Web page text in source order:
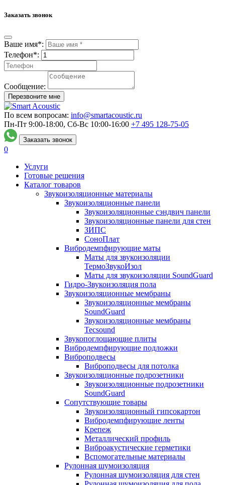
Заказать звонок
Ваше имя*:
Телефон*:
Сообщение:
Перезвоните мне
По всем вопросам: info@smartacoustic.ru
Пн-Пт 9:00-18:00, Сб-Вс 10:00-16:00 +7 495 128-75-05
Заказать звонок
0
Услуги
Готовые решения
Каталог товаров
Звукоизоляционные материалы
Звукоизоляционные панели
Звукоизоляционные сэндвич панели
Звукоизоляционные панели для стен
ЗИПС
СоноПлат
Вибродемпфирующие маты
Маты для звукоизоляции
ТермоЗвукоИзол
Маты для звукоизоляции SoundGuard
Гидро-Звукоизоляция пола
Звукоизоляционные мембраны
Звукоизоляционные мембраны
SoundGuard
Звукоизоляционные мембраны
Tecsound
Звукопоглощающие плиты
Вибродемпфирующие подложки
Виброподвесы
Виброподвесы для потолка
Звукоизоляционные подрозетники
Звукоизоляционные подрозетники
SoundGuard
Сопутствующие товары
Звукоизоляционный гипсокартон
Вибродемпфирующие ленты
Крепеж
Металлический профиль
Виброакустические герметики
Вспомогательные материалы
Рулонная шумоизоляция
Рулонная шумоизоляция для стен